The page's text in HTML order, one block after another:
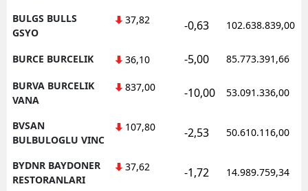
BULGS BULLS
GSYO
37,82 -0,63 102.638.839,00
BURCE BURCELIK 36,10 -5,00 85.773.391,66
BURVA BURCELIK
VANA
837,00 -10,00 53.091.336,00
BVSAN
BULBULOGLU VINC
107,80 -2,53 50.610.116,00
BYDNR BAYDONER
RESTORANLARI
37,62 -1,72 14.989.759,34